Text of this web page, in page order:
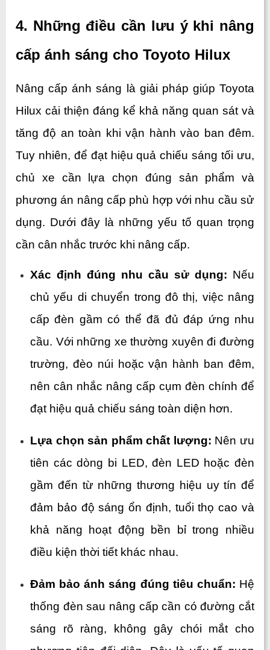
4. Những điều cần lưu ý khi nâng
cấp ánh sáng cho Toyoto Hilux
Nâng cấp ánh sáng là giải pháp giúp Toyota
Hilux cải thiện đáng kể khả năng quan sát và
tăng độ an toàn khi vận hành vào ban đêm.
Tuy nhiên, để đạt hiệu quả chiếu sáng tối ưu,
chủ xe cần lựa chọn đúng sản phẩm và
phương án nâng cấp phù hợp với nhu cầu sử
dụng. Dưới đây là những yếu tố quan trọng
cần cân nhắc trước khi nâng cấp.
Xác định đúng nhu cầu sử dụng: Nếu
chủ yếu di chuyển trong đô thị, việc nâng
cấp đèn gầm có thể đã đủ đáp ứng nhu
cầu. Với những xe thường xuyên đi đường
trường, đèo núi hoặc vận hành ban đêm,
nên cân nhắc nâng cấp cụm đèn chính để
đạt hiệu quả chiếu sáng toàn diện hơn.
Lựa chọn sản phẩm chất lượng: Nên ưu
tiên các dòng bi LED, đèn LED hoặc đèn
gầm đến từ những thương hiệu uy tín để
đảm bảo độ sáng ổn định, tuổi thọ cao và
khả năng hoạt động bền bỉ trong nhiều
điều kiện thời tiết khác nhau.
Đảm bảo ánh sáng đúng tiêu chuẩn: Hệ
thống đèn sau nâng cấp cần có đường cắt
sáng rõ ràng, không gây chói mắt cho